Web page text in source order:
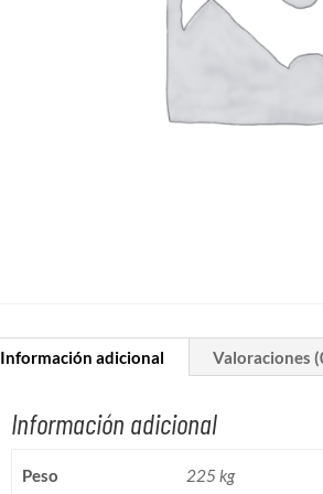
Información adicional Valoraciones
Información adicional
Peso 225 kg